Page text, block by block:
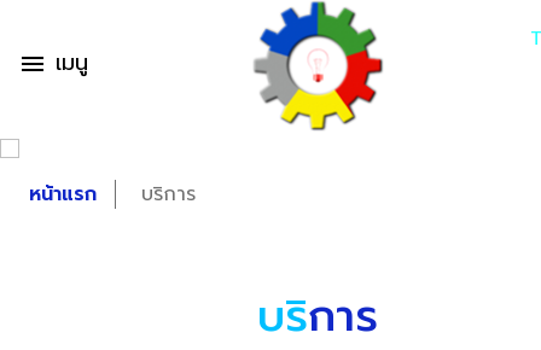
menu เมนู
หน้าแรก บริการ
บริการ